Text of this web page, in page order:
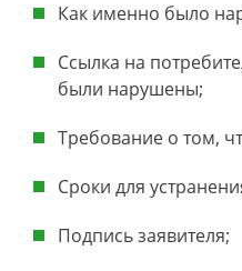
Как именно было
Ссылка на
были нарушены;
Требование о том,
Сроки для
Подпись заявителя;